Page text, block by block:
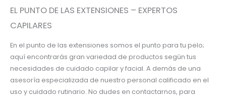
EL PUNTO DE LAS EXTENSIONES – EXPERTOS
CAPILARES
En el punto de las extensiones somos el punto para tu pelo;
aquí encontrarás gran variedad de productos según tus
necesidades de cuidado capilar y facial. A demás de una
asesoría especializada de nuestro personal calificado en el
uso y cuidado rutinario. No dudes en contactarnos, para